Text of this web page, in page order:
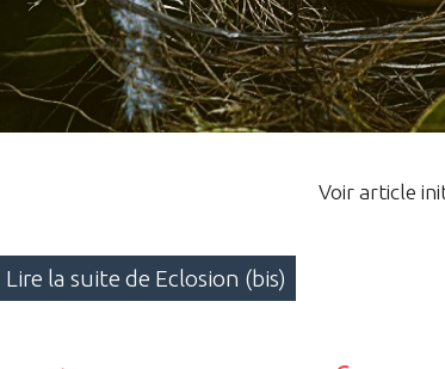
Voir article
Lire la suite de Eclosion (bis)